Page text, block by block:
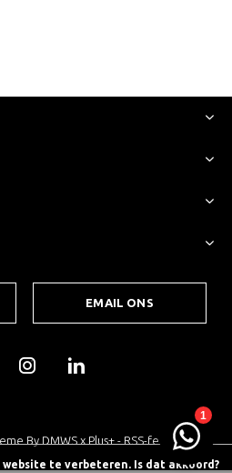
EMAIL ONS
By DMWSx Plus+- RSS-feed
website te verbeteren. Is dat akkoord?